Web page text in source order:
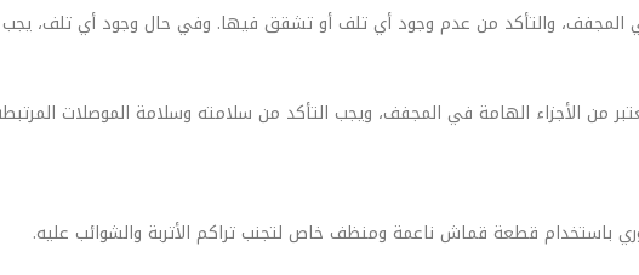
والتأكد من عدم وجود أي تلف أو تشقق فيها. وفي حال وجود أي تلف، يجب
الأجزاء الهامة في المجفف، ويجب التأكد من سلامته وسلامة الموصلات
قطعة قماش ناعمة ومنظف خاص لتجنب تراكم الأتربة والشوائب عليه.